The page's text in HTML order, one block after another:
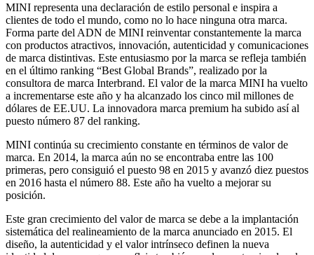
MINI representa una declaración de estilo personal e inspira a
clientes de todo el mundo, como no lo hace ninguna otra marca.
Forma parte del ADN de MINI reinventar constantemente la marca
con productos atractivos, innovación, autenticidad y comunicaciones
de marca distintivas. Este entusiasmo por la marca se refleja también
en el último ranking “Best Global Brands”, realizado por la
consultora de marca Interbrand. El valor de la marca MINI ha vuelto
a incrementarse este año y ha alcanzado los cinco mil millones de
dólares de EE.UU. La innovadora marca premium ha subido así al
puesto número 87 del ranking.
MINI continúa su crecimiento constante en términos de valor de
marca. En 2014, la marca aún no se encontraba entre las 100
primeras, pero consiguió el puesto 98 en 2015 y avanzó diez puestos
en 2016 hasta el número 88. Este año ha vuelto a mejorar su
posición.
Este gran crecimiento del valor de marca se debe a la implantación
sistemática del realineamiento de la marca anunciado en 2015. El
diseño, la autenticidad y el valor intrínseco definen la nueva